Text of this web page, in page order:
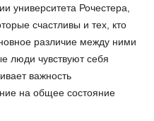
университета Рочестера,
счастливы и тех, кто
различие между ними
люди чувствуют себя
важность
на общее состояние